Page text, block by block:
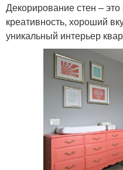
Декорирование стен –
креативность, хороший
уникальный интерьер